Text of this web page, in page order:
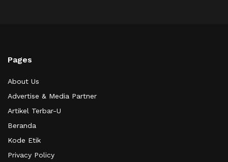
Pages
About Us
Advertise & Media Partner
Artikel Terbar-U
Beranda
Kode Etik
Privacy Policy